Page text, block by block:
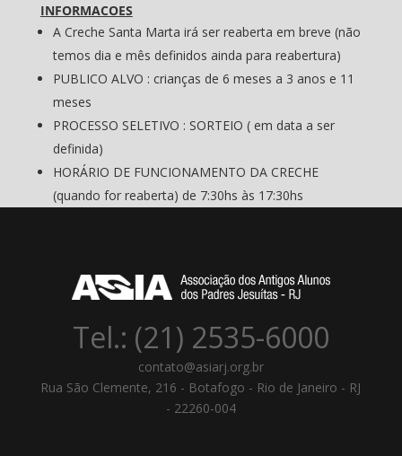
INFORMACOES
A Creche Santa Marta irá ser reaberta em breve (não
temos dia e mês definidos ainda para reabertura)
PUBLICO ALVO : crianças de 6 meses a 3 anos e 11
meses
PROCESSO SELETIVO : SORTEIO ( em data a ser
definida)
HORÁRIO DE FUNCIONAMENTO DA CRECHE
(quando for reaberta) de 7:30hs às 17:30hs
Tel.: (21) 2535-6000
contato@asiarj.org.br
Rua São Clemente, 216 - Botafogo - Rio de Janeiro - RJ
- 22260-004